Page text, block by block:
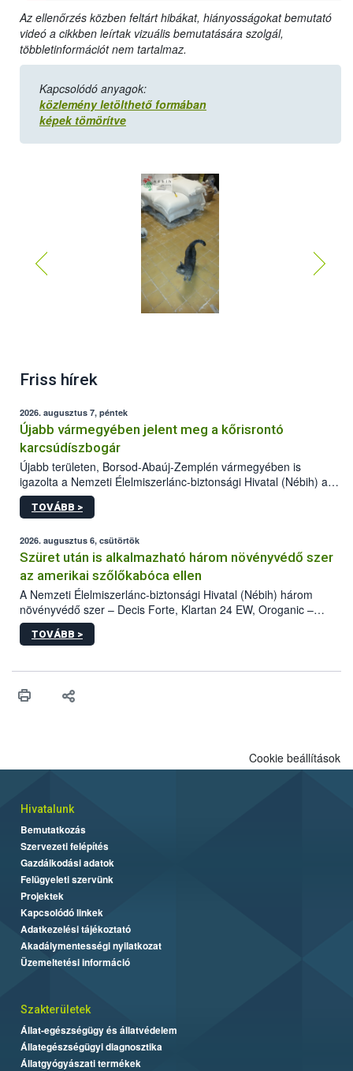
Az ellenőrzés közben feltárt hibákat, hiányosságokat bemutató
videó a cikkben leírtak vizuális bemutatására szolgál,
többletinformációt nem tartalmaz.
Kapcsolódó anyagok:
közlemény letölthető formában
képek tömörítve
Friss hírek
2026. augusztus 7, péntek
Újabb vármegyében jelent meg a kőrisrontó
karcsúdíszbogár
Újabb területen, Borsod-Abaúj-Zemplén vármegyében is
igazolta a Nemzeti Élelmiszerlánc-biztonsági Hivatal (Nébih) a
kőrisrontó karcsúdíszbogár (Agrilus planipennis) jelenlétét. A
kártevőt nem csak színcsapdában találták meg, de már fertőzött
az intenzív felderítést, emellett az intézkedéseket a szlovák
hatósággal is összehangolják a terjedés megállítása érdekében.
TOVÁBB >
2026. augusztus 6, csütörtök
Szüret után is alkalmazható három növényvédő szer
az amerikai szőlőkabóca ellen
A Nemzeti Élelmiszerlánc-biztonsági Hivatal (Nébih) három
növényvédő szer – Decis Forte, Klartan 24 EW, Oroganic –
engedélyokiratát módosította, így azok a szüretet követően,
egészen a vesszőérettség (BBCH 91) stádiumáig
érésű szőlőkben is legyen lehetőség a károsító elleni további
felhasználók számára is elérhető és ökológiai termesztésben is
TOVÁBB >
Cookie beállítások
Hivatalunk
Bemutatkozás
Szervezeti felépítés
Gazdálkodási adatok
Felügyeleti szervünk
Projektek
Kapcsolódó linkek
Adatkezelési tájékoztató
Akadálymentességi nyilatkozat
Üzemeltetési információ
Szakterületek
Állat-egészségügy és állatvédelem
Állategészségügyi diagnosztika
Állatgyógyászati termékek